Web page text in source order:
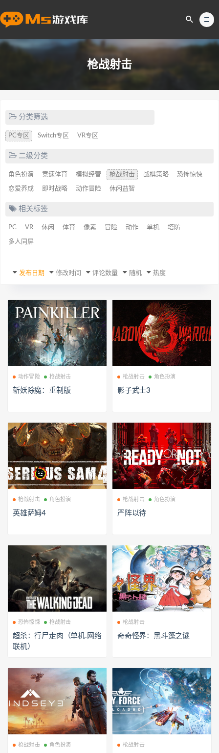
枪战射击
分类筛选
PC专区 Switch专区 VR专区
二级分类
角色扮演 竞速体育 模拟经营 枪战射击 战棋策略 恐怖惊悚
恋爱养成 即时战略 动作冒险 休闲益智
相关标签
PC VR 休闲 体育 像素 冒险 动作 单机 塔防
多人同屏
发布日期 修改时间 评论数量 随机 热度
动作冒险 枪战射击
斩妖除魔：重制版
枪战射击 角色扮演
影子武士3
枪战射击 角色扮演
英雄萨姆4
枪战射击 角色扮演
严阵以待
恐怖惊悚 枪战射击
超杀：行尸走肉（单机.网络
联机）
枪战射击
奇奇怪界：黑斗篷之谜
枪战射击 角色扮演 枪战射击